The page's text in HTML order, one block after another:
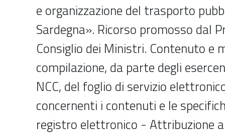
e organizzazione del trasporto
Sardegna». Ricorso promosso dal
Consiglio dei Ministri. Contenuto e
compilazione, da parte degli
NCC, del foglio di servizio
concernenti i contenuti e le
registro elettronico - Attribuzione